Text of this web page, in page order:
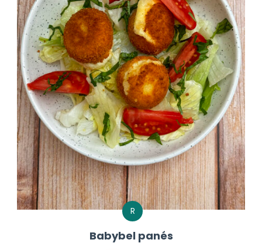
R
Babybel panés